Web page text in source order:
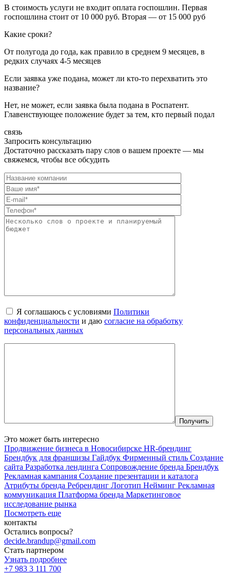
В стоимость услуги не входит оплата госпошлин. Первая
госпошлина стоит от 10 000 руб. Вторая — от 15 000 руб
Какие сроки?
От полугода до года, как правило в среднем 9 месяцев, в
редких случаях 4-5 месяцев
Если заявка уже подана, может ли кто-то перехватить это
название?
Нет, не может, если заявка была подана в Роспатент.
Главенствующее положение будет за тем, кто первый подал
связь
Запросить консультацию
Достаточно рассказать пару слов о вашем проекте — мы
свяжемся, чтобы все обсудить
Я соглашаюсь с условиями Политики
конфиденциальности и даю согласие на обработку
персональных данных
Это может быть интересно
Продвижение бизнеса в Новосибирске HR-брендинг
Брендбук для франшизы Гайдбук Фирменный стиль Создание
сайта Разработка лендинга Сопровождение бренда Брендбук
Рекламная кампания Создание презентации и каталога
Атрибуты бренда Ребрендинг Логотип Нейминг Рекламная
коммуникация Платформа бренда Маркетинговое
исследование рынка
Посмотреть еще
контакты
Остались вопросы?
decide.brandup@gmail.com
Стать партнером
Узнать подробнее
+7 983 3 111 700